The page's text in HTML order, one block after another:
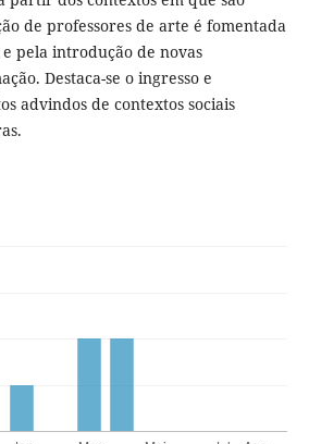
de professores de arte é fomentada
pela introdução de novas
Destaca-se o ingresso e
advindos de contextos sociais